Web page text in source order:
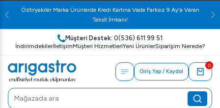
Öztiryakiler Marka Ürünlerde Kredi Kartına Vade Farksız 9 Ay'a Varan
Taksit İmkanı!
Müşteri Destek: 0(536) 611 99 51
İndirimdekilerİletişimMüşteri HizmetleriYeni ÜrünlerSiparişim Nerede?
Giriş Yap / Kaydol
0